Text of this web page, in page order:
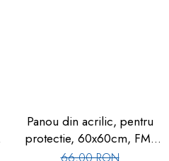
Panou din acrilic, pentru
protectie, 60x60cm, FM-
113